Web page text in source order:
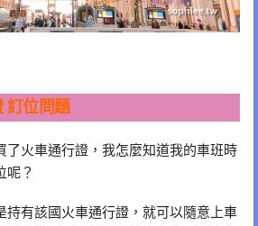
訂位問題
了火車通行證，我怎麼知道我的車班時
呢？
持有該國火車通行證，就可以隨意上車